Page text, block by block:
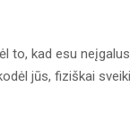
to, kad esu
jūs, fiziškai sveiki